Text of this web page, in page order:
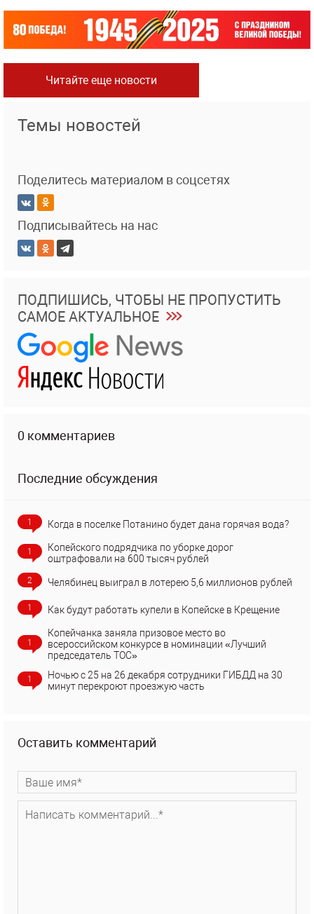
Читайте еще новости
Темы новостей
Поделитесь материалом в соцсетях
Подписывайтесь на нас
ПОДПИШИСЬ, ЧТОБЫ НЕ ПРОПУСТИТЬ
САМОЕ АКТУАЛЬНОЕ
0 комментариев
Последние обсуждения
1 Когда в поселке Потанино будет дана горячая вода?
1
Копейского подрядчика по уборке дорог
оштрафовали на 600 тысяч рублей
2 Челябинец выиграл в лотерею 5,6 миллионов рублей
1 Как будут работать купели в Копейске в Крещение
1
Копейчанка заняла призовое место во
всероссийском конкурсе в номинации «Лучший
председатель ТОС»
1
Ночью с 25 на 26 декабря сотрудники ГИБДД на 30
минут перекроют проезжую часть
Оставить комментарий